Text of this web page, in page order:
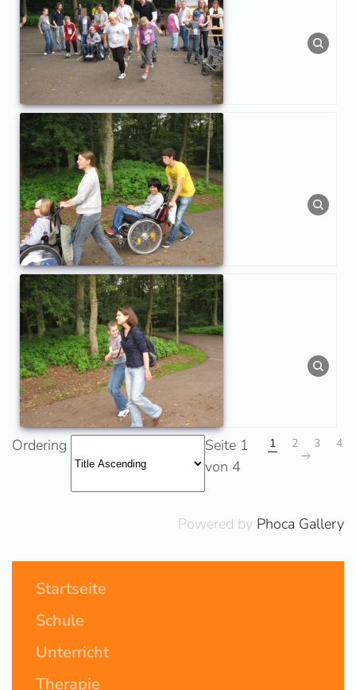
Ordering
Seite 1
von 4
1 2 3 4
Powered by Phoca Gallery
Startseite
Schule
Unterricht
Therapie